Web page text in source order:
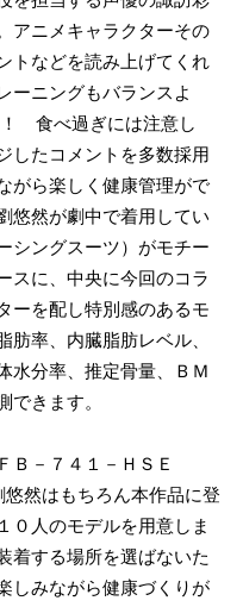
アニメキャラクターその
トなどを読み上げてくれ
ニングもバランスよ
食べ過ぎには注意し
したコメントを多数採用
がら楽しく健康管理がで
悠然が劇中で着用してい
シングスーツ）がモチー
スに、中央に今回のコラ
ーを配し特別感のあるモ
率、内臓脂肪レベル、
水分率、推定骨量、ＢＭ
できます。
Ｂ－７４１－ＨＳＥ
然はもちろん本作品に登
０人のモデルを用意しま
着する場所を選ばないた
しみながら健康づくりが